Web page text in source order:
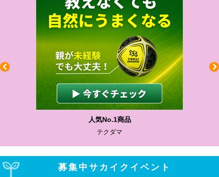
人気No.1商品
テクダマ
募集中サカイクイベント